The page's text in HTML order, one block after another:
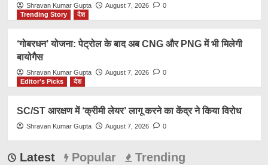
Shravan Kumar Gupta August 7, 2026
0
Trending Story
देश
‘गोबरधन’ योजना: पेट्रोल के बाद अब CNG और PNG में भी मिलेगी
बायोगैस
Shravan Kumar Gupta August 7, 2026
0
Editor’s Picks
देश
SC/ST आरक्षण में ‘क्रीमी लेयर’ लागू करने का केंद्र ने किया विरोध
Shravan Kumar Gupta August 7, 2026 0
Latest Popular Trending